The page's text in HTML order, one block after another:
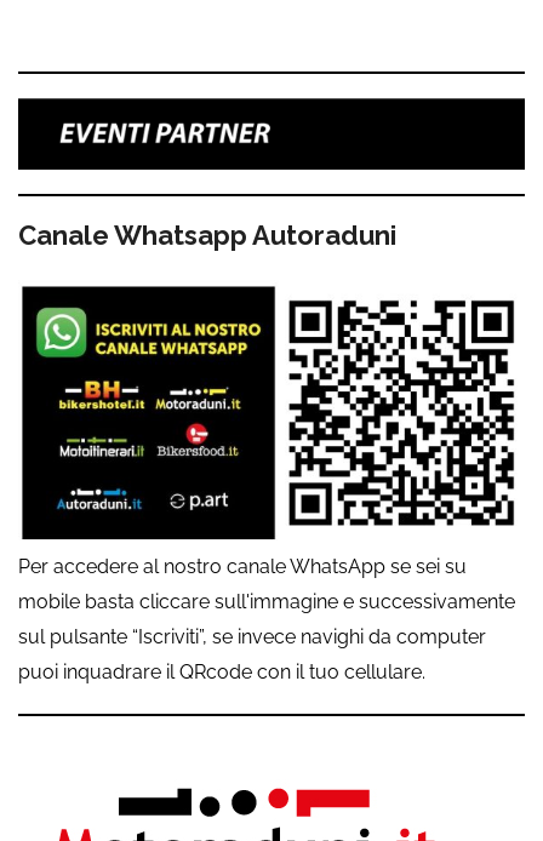
Canale Whatsapp Autoraduni
Per accedere al nostro canale WhatsApp se sei su
mobile basta cliccare sull'immagine e successivamente
sul pulsante “Iscriviti”, se invece navighi da computer
puoi inquadrare il QRcode con il tuo cellulare.